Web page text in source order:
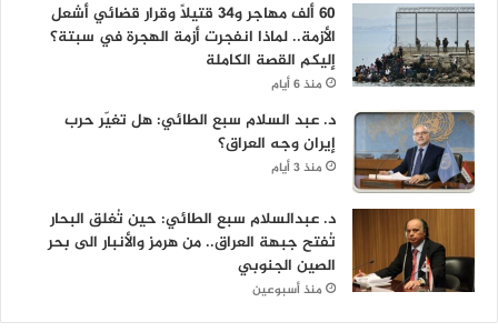
60 ألف مهاجر و34 قتيلاً وقرار قضائي أشعل
الأزمة.. لماذا انفجرت أزمة الهجرة في سبتة؟
إليكم القصة الكاملة
منذ 6 أيام
د. عبد السلام سبع الطائي: هل تغيّر حرب
إيران وجه العراق؟
منذ 3 أيام
د. عبدالسلام سبع الطائي: حين تُغلق البحار
تُفتح جبهة العراق.. من هرمز والأنبار الى بحر
الصين الجنوبي
منذ أسبوعين